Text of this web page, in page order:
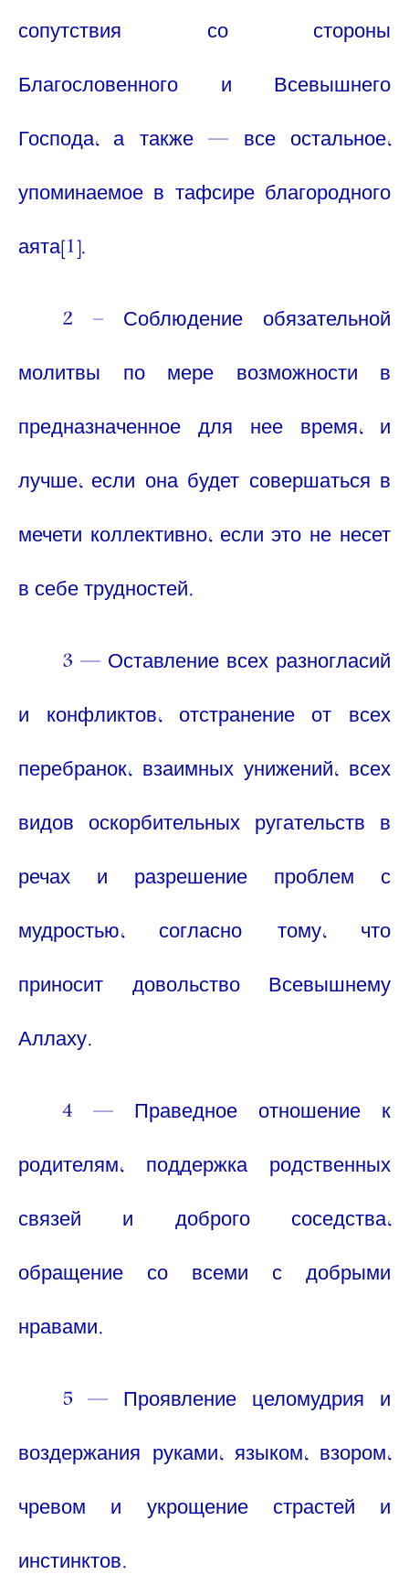
сопутствия со стороны
Благословенного и Всевышнего
Господа, а также — все остальное,
упоминаемое в тафсире благородного
аята[1].
2 – Соблюдение обязательной
молитвы по мере возможности в
предназначенное для нее время, и
лучше, если она будет совершаться в
мечети коллективно, если это не несет
в себе трудностей.
3 — Оставление всех разногласий
и конфликтов, отстранение от всех
перебранок, взаимных унижений, всех
видов оскорбительных ругательств в
речах и разрешение проблем с
мудростью, согласно тому, что
приносит довольство Всевышнему
Аллаху.
4 — Праведное отношение к
родителям, поддержка родственных
связей и доброго соседства,
обращение со всеми с добрыми
нравами.
5 — Проявление целомудрия и
воздержания руками, языком, взором,
чревом и укрощение страстей и
инстинктов.